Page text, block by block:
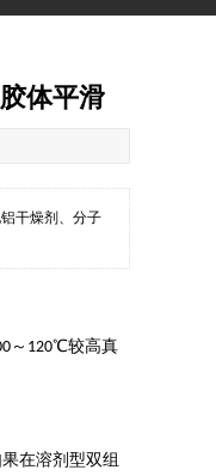
体平滑
干燥剂、分子
～ 120℃较高真
在溶剂型双组